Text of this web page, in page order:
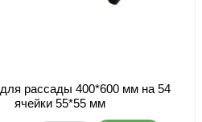
рассады 400*600 мм на 54
ячейки 55*55 мм